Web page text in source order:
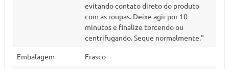
evitando contato direto do produto
com as roupas. Deixe agir por 10
minutos e finalize torcendo ou
centrifugando. Seque normalmente."
Embalagem Frasco